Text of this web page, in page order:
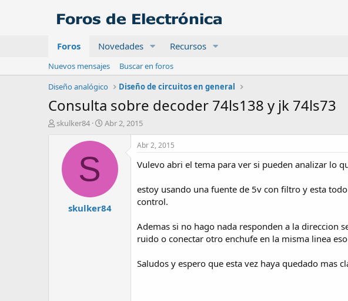
Foros Novedades Recursos
Nuevos mensajes
Buscar en foros
Diseño analógico
Diseño de circuitos en general
Consulta sobre decoder 74ls138 y jk 74ls73
A
skulker84
F
c
i
n
Abr 2, 2015
S
skulker84
Abr 2, 2015
Vulevo abri el tema para ver si pueden analizar lo
estoy usando una fuente de 5v con filtro y esta
control.
Ademas si no hago nada responden a la direccion
ruido o conectar otro enchufe en la misma linea
Saludos y espero que esta vez haya quedado mas